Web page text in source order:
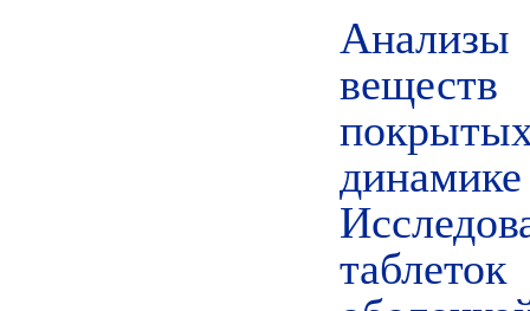
Анализы
веществ